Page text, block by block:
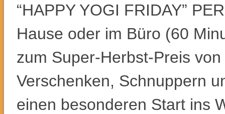
“HAPPY YOGI FRIDAY”
Hause oder im Büro (60
zum Super-Herbst-Preis
Verschenken, Schnuppern
einen besonderen Start ins